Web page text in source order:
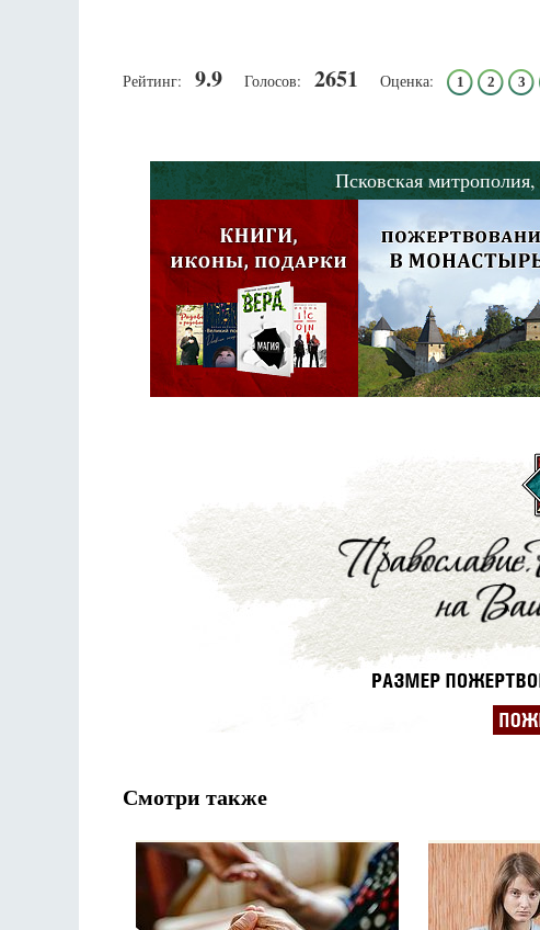
Рейтинг: 9.9 Голосов: 2651 Оценка: 1 2 3
Псковская митрополия,
Смотри также